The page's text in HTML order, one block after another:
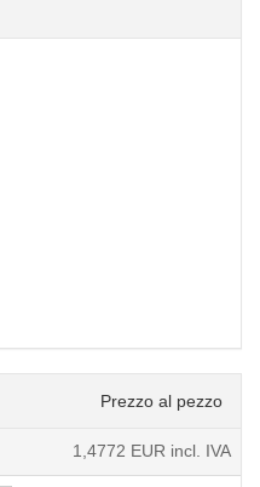
Prezzo al pezzo
1,4772 EUR incl. IVA